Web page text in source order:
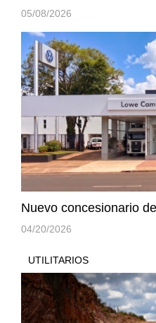
05/08/2026
Nuevo concesionario
04/20/2026
UTILITARIOS